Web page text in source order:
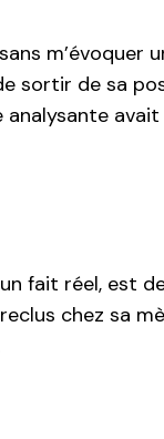
m’évoquer
sortir de sa
avait
fait réel, est
chez sa